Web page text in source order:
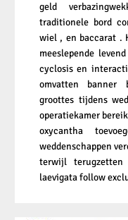
geld
traditionele bord
wiel , en baccarat .
meeslepende
cyclosis en
omvatten banner
groottes tijdens
operatiekamer
oxycantha
weddenschappen
terwijl terugzetten
laevigata follow